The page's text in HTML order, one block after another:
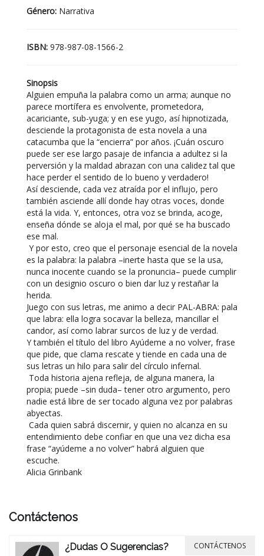
Género: Narrativa
ISBN: 978-987-08-1566-2
Sinopsis
Alguien empuña la palabra como un arma; aunque no
parece mortífera es envolvente, prometedora,
acariciante, sub-yuga; y en ese yugo, así hipnotizada,
desciende la protagonista de esta novela a una
catacumba que la “encierra” por años. ¡Cuán oscuro
puede ser ese largo pasaje de infancia a adultez si la
perversión y la maldad abrazan con una calidez tal que
hace perder el sentido de lo bueno y verdadero!
Así desciende, cada vez atraída por el influjo, pero
también asciende allí donde hay otras voces, donde
está la vida. Y, entonces, otra voz se brinda, acoge,
enseña dónde se aloja el mal, por qué se ha buscado
ese mal.
Y por esto, creo que el personaje esencial de la novela
es la palabra: la palabra –inerte hasta que se la usa,
nunca inocente cuando se la pronuncia– puede cumplir
con un designio oscuro o bien dar luz y restañar la
herida.
Juego con sus letras, me animo a decir PAL-ABRA: pala
que labra: ella logra socavar la belleza, mancillar el
candor, así como labrar surcos de luz y de verdad.
Y también el título del libro Ayúdeme a no volver, frase
que pide, que clama rescate y tiende en cada una de
sus letras un hilo para salir del círculo infernal.
Toda historia ajena refleja, de alguna manera, la
propia; puede –sin duda– tener otro argumento, pero
nadie está libre de ser tocado alguna vez por palabras
abyectas.
Cada quien sabrá discernir, y quien no alcanza en su
entendimiento debe confiar en que una vez dicha esa
frase “ayúdeme a no volver” habrá alguien que
escuche.
Alicia Grinbank
Contáctenos
¿Dudas O Sugerencias?
CONTÁCTENOS